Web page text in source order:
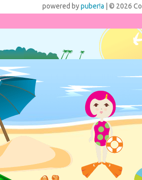
powered bypuber!a | © 2026